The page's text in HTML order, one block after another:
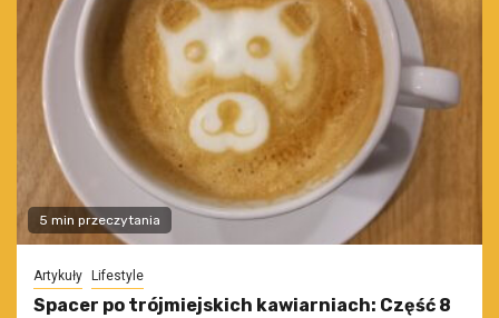
5 min przeczytania
Artykuły Lifestyle
Spacer po trójmiejskich kawiarniach: Część 8